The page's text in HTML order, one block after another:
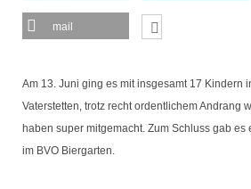
Brotbacken
Kulturfahrten
Bilder und Berichte
Unser Verein
mail
Am 13. Juni ging es mit insgesamt 17 Kindern
Vaterstetten, trotz recht ordentlichem Andrang
haben super mitgemacht. Zum Schluss gab
im BVO Biergarten.